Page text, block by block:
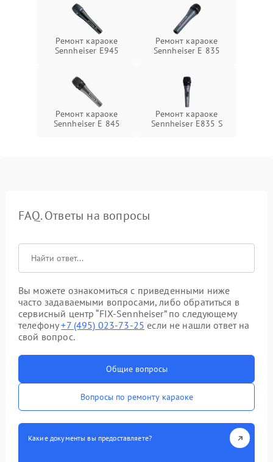
Ремонт караоке
Sennheiser E945
Ремонт караоке
Sennheiser E 835
Ремонт караоке
Sennheiser E 845
Ремонт караоке
Sennheiser E835 S
FAQ. Ответы на вопросы
Вы можете ознакомиться с приведенными ниже
часто задаваемыми вопросами, либо обратиться в
сервисный центр “FIX-Sennheiser” по следующему
телефону+7 (495) 023-73-25 если не нашли ответ на
свой вопрос.
Общие вопросы
Вопросы по ремонту караоке
Какие документы вы предоставляете?